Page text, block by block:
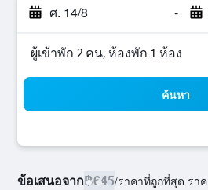
ศ. 14/8 -
ผู้เข้าพัก 2 คน, ห้องพัก 1 ห้อง
ค้นหา
ข้อเสนอจาก฿645/ราคาที่ถูกที่สุด รา